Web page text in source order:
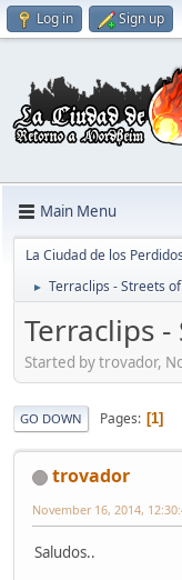
Log in Sign up
Main Menu
La Ciudad de los Perdidos
► Terraclips - Streets
Terraclips
Started by trovador,
GO DOWN Pages 1
trovador
November 16, 2014,
Saludos..